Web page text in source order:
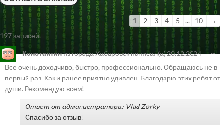
1 2 3 4 5 ... 10
→
197 записей.
Константиниз городаХабаровскнаписал(а)20.12.2024
Все очень доходчиво, быстро, профессионально. Обращаюсь не в
первый раз. Как и ранее приятно удивлен. Благодарю этих ребят от
души. Рекомендую всем!
Ответ от администратора: Vlad Zorky
Спасибо за отзыв!
...